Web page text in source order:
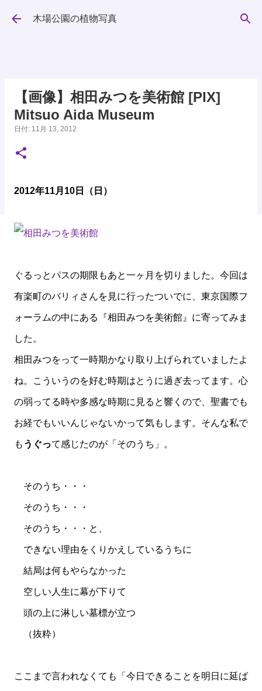
スキップしてメイン コンテンツに移動
木場公園の植物写真
【画像】相田みつを美術館 [PIX]
Mitsuo Aida Museum
日付: 11月 13, 2012
2012年11月10日（日）
ぐるっとパスの期限もあと一ヶ月を切りました。今回は
有楽町のバリィさんを見に行ったついでに、東京国際フ
ォーラムの中にある『相田みつを美術館』に寄ってみま
した。
相田みつをって一時期かなり取り上げられていましたよ
ね。こういうのを好む時期はとうに過ぎ去ってます。心
の弱ってる時や多感な時期に見ると響くので、聖書でも
お経でもいいんじゃないかって気もします。そんな私で
も うぐって感じたのが「そのうち」。
そのうち・・・
そのうち・・・
そのうち・・・と、
できない理由をくりかえしているうちに
結局は何もやらなかった
空しい人生に幕が下りて
頭の上に淋しい墓標が立つ
（抜粋）
ここまで言われなくても「今日できることを明日に延ば